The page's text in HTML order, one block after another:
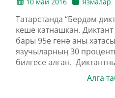
Татарстанда “Бердәм
кеше катнашкан.
бары 95е генә аны
язучыларның 30
билгесе алган.
Алга